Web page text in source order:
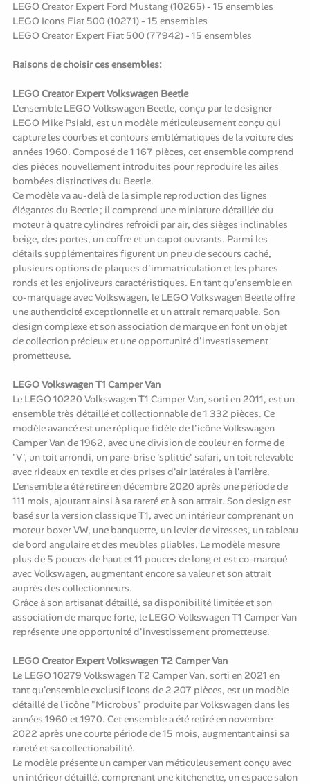
LEGO Creator Expert Ford Mustang (10265) - 15 ensembles
LEGO Icons Fiat 500 (10271) - 15 ensembles
LEGO Creator Expert Fiat 500 (77942) - 15 ensembles
Raisons de choisir ces ensembles:
LEGO Creator Expert Volkswagen Beetle
L'ensemble LEGO Volkswagen Beetle, conçu par le designer
LEGO Mike Psiaki, est un modèle méticuleusement conçu qui
capture les courbes et contours emblématiques de la voiture des
années 1960. Composé de 1 167 pièces, cet ensemble comprend
des pièces nouvellement introduites pour reproduire les ailes
bombées distinctives du Beetle.
Ce modèle va au-delà de la simple reproduction des lignes
élégantes du Beetle ; il comprend une miniature détaillée du
moteur à quatre cylindres refroidi par air, des sièges inclinables
beige, des portes, un coffre et un capot ouvrants. Parmi les
détails supplémentaires figurent un pneu de secours caché,
plusieurs options de plaques d'immatriculation et les phares
ronds et les enjoliveurs caractéristiques. En tant qu'ensemble en
co-marquage avec Volkswagen, le LEGO Volkswagen Beetle offre
une authenticité exceptionnelle et un attrait remarquable. Son
design complexe et son association de marque en font un objet
de collection précieux et une opportunité d'investissement
prometteuse.
LEGO Volkswagen T1 Camper Van
Le LEGO 10220 Volkswagen T1 Camper Van, sorti en 2011, est un
ensemble très détaillé et collectionnable de 1 332 pièces. Ce
modèle avancé est une réplique fidèle de l'icône Volkswagen
Camper Van de 1962, avec une division de couleur en forme de
'V', un toit arrondi, un pare-brise 'splittie' safari, un toit relevable
avec rideaux en textile et des prises d'air latérales à l'arrière.
L'ensemble a été retiré en décembre 2020 après une période de
111 mois, ajoutant ainsi à sa rareté et à son attrait. Son design est
basé sur la version classique T1, avec un intérieur comprenant un
moteur boxer VW, une banquette, un levier de vitesses, un tableau
de bord angulaire et des meubles pliables. Le modèle mesure
plus de 5 pouces de haut et 11 pouces de long et est co-marqué
avec Volkswagen, augmentant encore sa valeur et son attrait
auprès des collectionneurs.
Grâce à son artisanat détaillé, sa disponibilité limitée et son
association de marque forte, le LEGO Volkswagen T1 Camper Van
représente une opportunité d'investissement prometteuse.
LEGO Creator Expert Volkswagen T2 Camper Van
Le LEGO 10279 Volkswagen T2 Camper Van, sorti en 2021 en
tant qu'ensemble exclusif Icons de 2 207 pièces, est un modèle
détaillé de l'icône "Microbus" produite par Volkswagen dans les
années 1960 et 1970. Cet ensemble a été retiré en novembre
2022 après une courte période de 15 mois, augmentant ainsi sa
rareté et sa collectionabilité.
Le modèle présente un camper van méticuleusement conçu avec
un intérieur détaillé, comprenant une kitchenette, un espace salon